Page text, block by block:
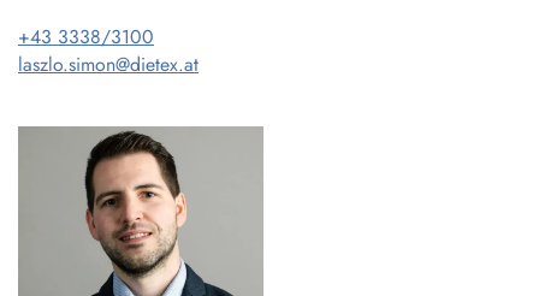
+43 3338/3100
laszlo.simon@dietex.at